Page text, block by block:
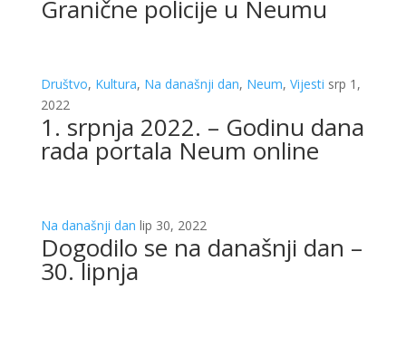
Granične policije u Neumu
Društvo, Kultura, Na današnji dan, Neum, Vijesti srp 1,
2022
1. srpnja 2022. – Godinu dana
rada portala Neum online
Na današnji dan lip 30, 2022
Dogodilo se na današnji dan –
30. lipnja